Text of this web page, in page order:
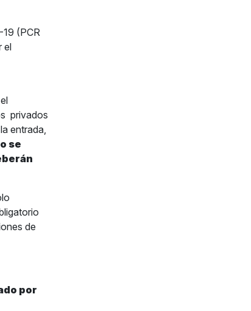
(PCR
el
privados
entrada,
se
de
por